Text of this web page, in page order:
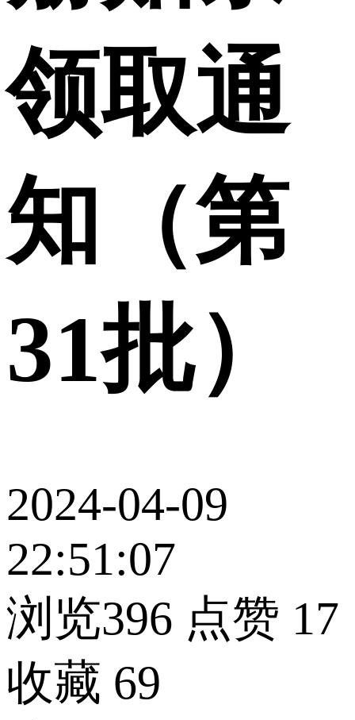
领取通
知（第
31批）
2024-04-09
22:51:07
浏览396 点赞 17
收藏 69